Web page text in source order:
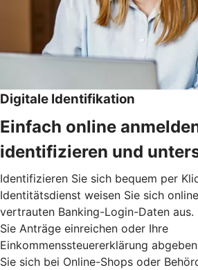
Digitale Identifikation
Einfach online
identifizieren und
Identifizieren Sie sich bequem per
Identitätsdienst weisen Sie sich
vertrauten Banking-Login-Daten aus.
Sie Anträge einreichen oder Ihre
Einkommenssteuererklärung
Sie sich bei Online-Shops oder